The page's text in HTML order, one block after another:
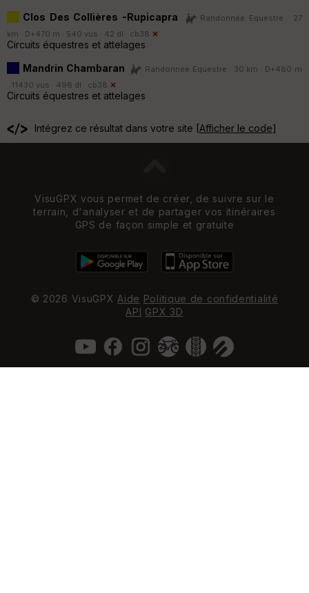
Clos Des Collières -Rupicapra
Randonnée Equestre · 27
km · D+470 m · 540 vus · 42 dl · cb38
Circuits équestres et attelages
Mandrin Chambaran
Randonnée Equestre · 30 km · D+480 m
· 11430 vus · 496 dl · cb38
Circuits équestres et attelages
Intégrez ce résultat dans votre site [Afficher le code]
VisuGPX vous permet de créer, de suivre sur le
terrain, d'analyser et de partager vos itinéraires
GPS de façon simple et gratuite
© 2026 VisuGPX Aide Politique de confidentialité
API GPX 3D